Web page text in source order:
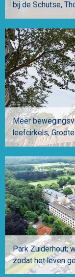
bij de Schutse
Meer
leefcirkels
Park Zuiderhout;
zodat het leven